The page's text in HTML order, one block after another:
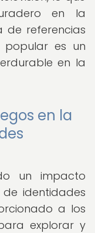
en la
de referencias
es un
en la
en la
un impacto
identidades
a los
explorar y